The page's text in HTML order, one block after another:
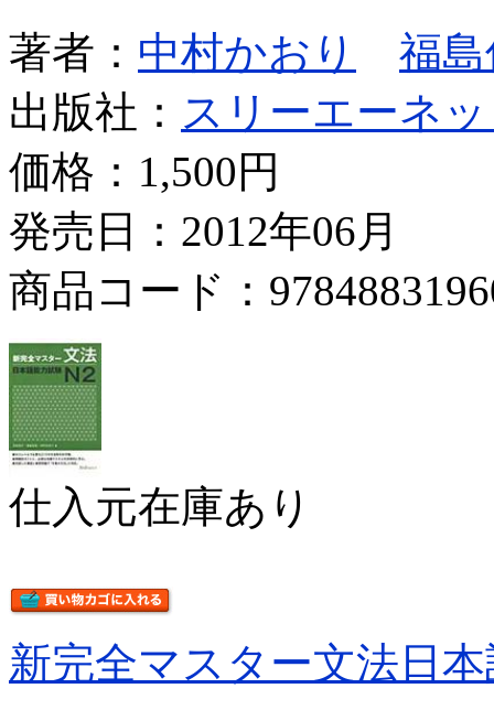
著者： 中村かおり
福
出版社： スリーエーネ
価格： 1,500円
発売日：2012年06月
商品コード：
仕入元在庫あり
新完全マスター文法日